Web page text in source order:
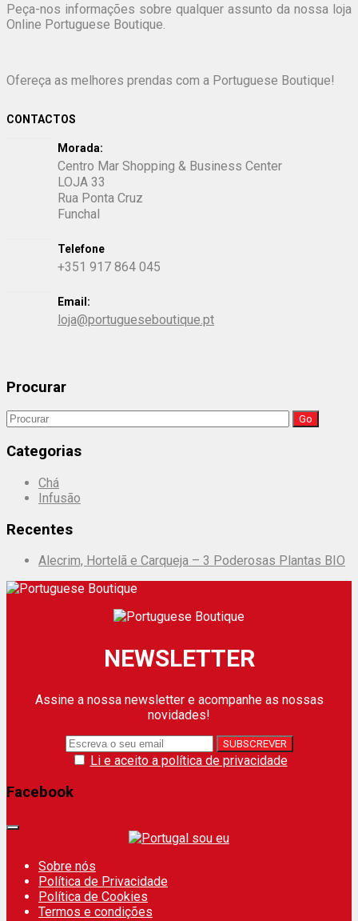
Peça-nos informações sobre qualquer assunto da nossa loja
Online Portuguese Boutique.
Ofereça as melhores prendas com a Portuguese Boutique!
CONTACTOS
Morada:
Centro Mar Shopping & Business Center
LOJA 33
Rua Ponta Cruz
Funchal
Telefone
+351 917 864 045
Email:
loja@portugueseboutique.pt
Procurar
Search
Categorias
Chá
Infusão
Recentes
Alecrim, Hortelã e Carqueja – 3 Poderosas Plantas BIO
NEWSLETTER
Assine a nossa newsletter e acompanhe as nossas
novidades!
Li e aceito a política de privacidade
Facebook
Sobre nós
Política de Privacidade
Política de Cookies
Termos e condições